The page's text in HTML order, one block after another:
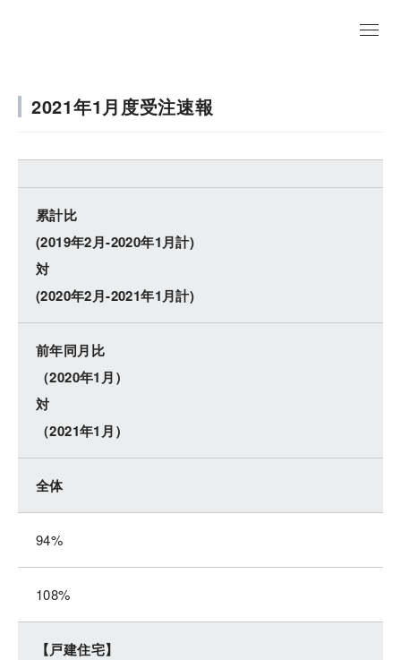
2021年1月度受注速報
累計比
(2019年2月-2020年1月計)
対
(2020年2月-2021年1月計)
前年同月比
（2020年1月）
対
（2021年1月）
全体
94%
108%
【戸建住宅】